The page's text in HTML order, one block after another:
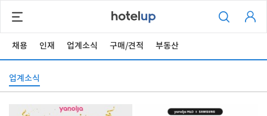
채용 인재 업계소식 구매/견적 부동산
업계소식